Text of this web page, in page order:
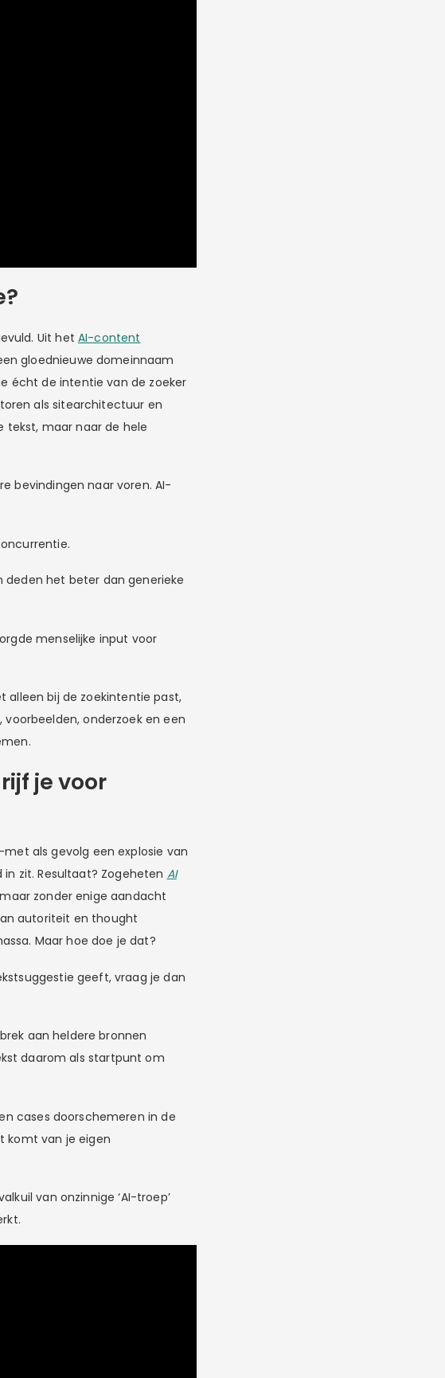
Uit het AI-content
gloednieuwe domeinnaam
écht de intentie van de zoeker
als sitearchitectuur en
tekst, maar naar de hele
bevindingen naar voren. AI-
deden het beter dan generieke
menselijke input voor
alleen bij de zoekintentie past,
onderzoek en een
je voor
als gevolg een explosie van
zit. Resultaat? Zogeheten AI
zonder enige aandacht
autoriteit en thought
Maar hoe doe je dat?
geeft, vraag je dan
aan heldere bronnen
daarom als startpunt om
cases doorschemeren in de
komt van je eigen
van onzinnige ‘AI-troep’